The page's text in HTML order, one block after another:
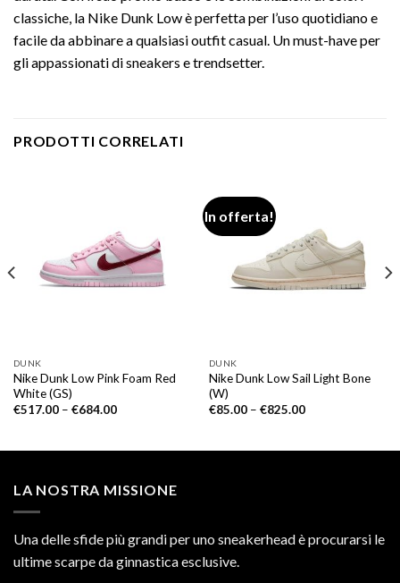
classiche, la Nike Dunk Low è perfetta per l’uso quotidiano e
facile da abbinare a qualsiasi outfit casual. Un must-have per
gli appassionati di sneakers e trendsetter.
PRODOTTI CORRELATI
DUNK
Nike Dunk Low Pink Foam Red
White (GS)
€517.00– €684.00
In offerta!
DUNK
Nike Dunk Low Sail Light Bone
(W)
€85.00– €825.00
LA NOSTRA MISSIONE
Una delle sfide più grandi per uno sneakerhead è procurarsi le
ultime scarpe da ginnastica esclusive.